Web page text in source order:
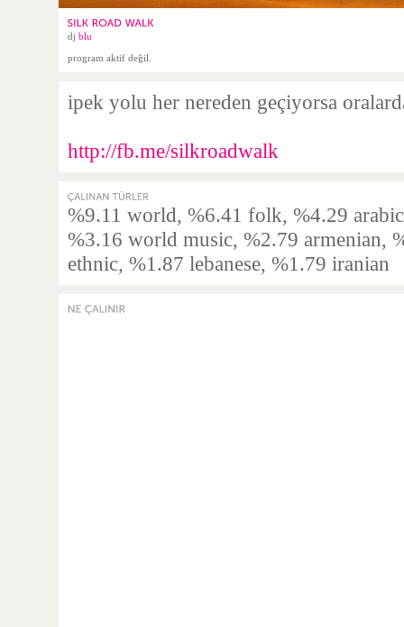
dj blu
program aktif değil.
ipek yolu her nereden geçiyorsa
http://fb.me/silkroadwalk
%9.11 world, %6.41 folk, %4.29
%3.16 world music, %2.79 armenian,
ethnic, %1.87 lebanese, %1.79 iranian